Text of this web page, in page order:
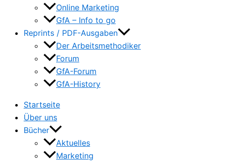
Online Marketing
GfA – Info to go
Reprints / PDF-Ausgaben
Der Arbeitsmethodiker
Forum
GfA-Forum
GfA-History
Startseite
Über uns
Bücher
Aktuelles
Marketing